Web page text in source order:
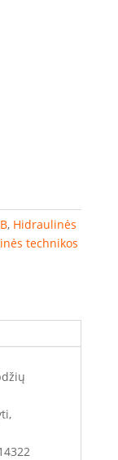
, Hidraulinės
technikos